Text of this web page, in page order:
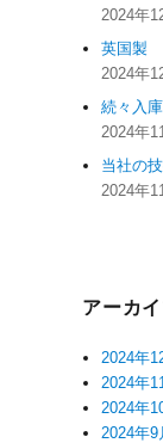
2024年
英国製
2024年
続々入
2024年
当社の
2024年
アーカ
2024年
2024年
2024年
2024年9